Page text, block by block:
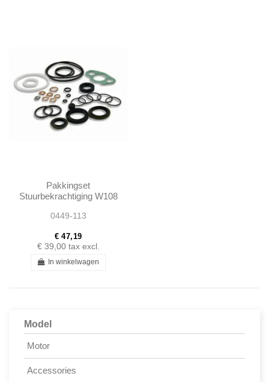
Pakkingset
Stuurbekrachtiging W108
- 1094600261 -
0449-113
€ 47,19
€ 39,00 tax excl.
In winkelwagen
Model
Motor
Accessories